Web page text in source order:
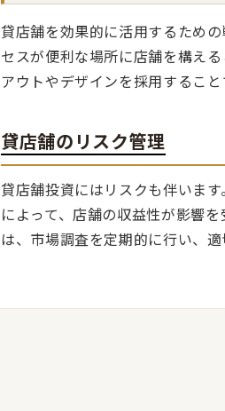
貸店舗を効果的に活用するため
セスが便利な場所に店舗を構え
アウトやデザインを採用するこ
貸店舗のリスク管理
貸店舗投資にはリスクも伴いま
によって、店舗の収益性が影響
は、市場調査を定期的に行い、